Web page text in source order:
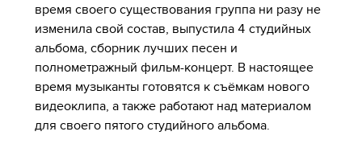
время своего существования группа ни разу не
изменила свой состав, выпустила 4 студийных
альбома, сборник лучших песен и
полнометражный фильм-концерт. В настоящее
время музыканты готовятся к съёмкам нового
видеоклипа, а также работают над материалом
для своего пятого студийного альбома.